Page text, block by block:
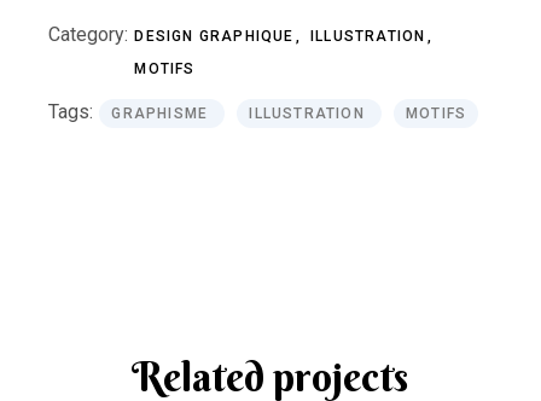
Category: DESIGN GRAPHIQUE
ILLUSTRATION
MOTIFS
Tags: GRAPHISME ILLUSTRATION MOTIFS
Related projects